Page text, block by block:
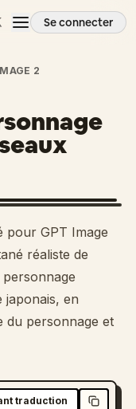
Se connecter
2
pour GPT Image
réaliste de
japonais, en
du personnage et
traduction